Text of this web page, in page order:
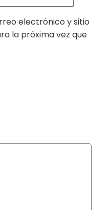
electrónico y sitio
la próxima vez que